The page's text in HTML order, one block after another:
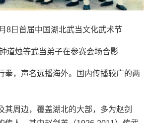
8日首届中国湖北武当文化武术节
道烛等武当弟子在参赛会场合影
，声名远播海外。国内传播较广的两
周边，覆盖湖北的大部，多为赵剑